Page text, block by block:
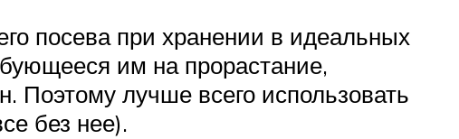
посева при хранении в идеальных
им на прорастание,
Поэтому лучше всего использовать
без нее).